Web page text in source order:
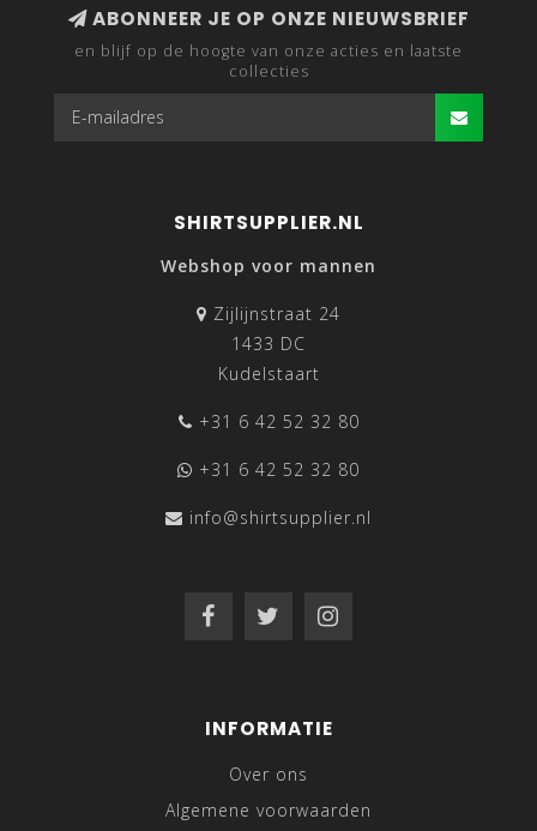
ABONNEER JE OP ONZE NIEUWSBRIEF
en blijf op de hoogte van onze acties en laatste
collecties
SHIRTSUPPLIER.NL
Webshop voor mannen
Zijlijnstraat 24
1433 DC
Kudelstaart
+31 6 42 52 32 80
+31 6 42 52 32 80
info@shirtsupplier.nl
INFORMATIE
Over ons
Algemene voorwaarden